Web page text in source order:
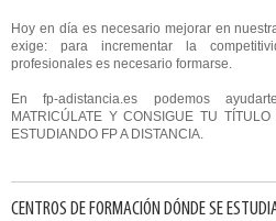
Hoy en día es necesario mejorar en
exige: para incrementar la
profesionales es necesario formarse.
En fp-adistancia.es podemos
MATRICÚLATE Y CONSIGUE TU
ESTUDIANDO FP A DISTANCIA.
CENTROS DE FORMACIÓN DÓNDE SE